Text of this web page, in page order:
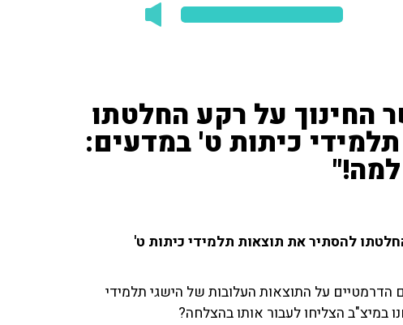
החינוך על רקע החלטתו
כיתות ט' במדעים:
להסתיר את תוצאות תלמידי כיתות ט'
הדרמטיים על התוצאות העלובות של הישגי תלמידי